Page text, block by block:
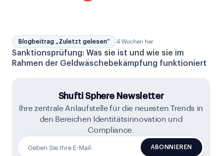
Blogbeitrag „Zuletzt gelesen“ 4 Wochen her
Sanktionsprüfung: Was sie ist und wie sie im
Rahmen der Geldwäschebekämpfung funktioniert
Shufti Sphere Newsletter
Ihre zentrale Anlaufstelle für die neuesten Trends in
den Bereichen Identitätsinnovation und
Compliance.